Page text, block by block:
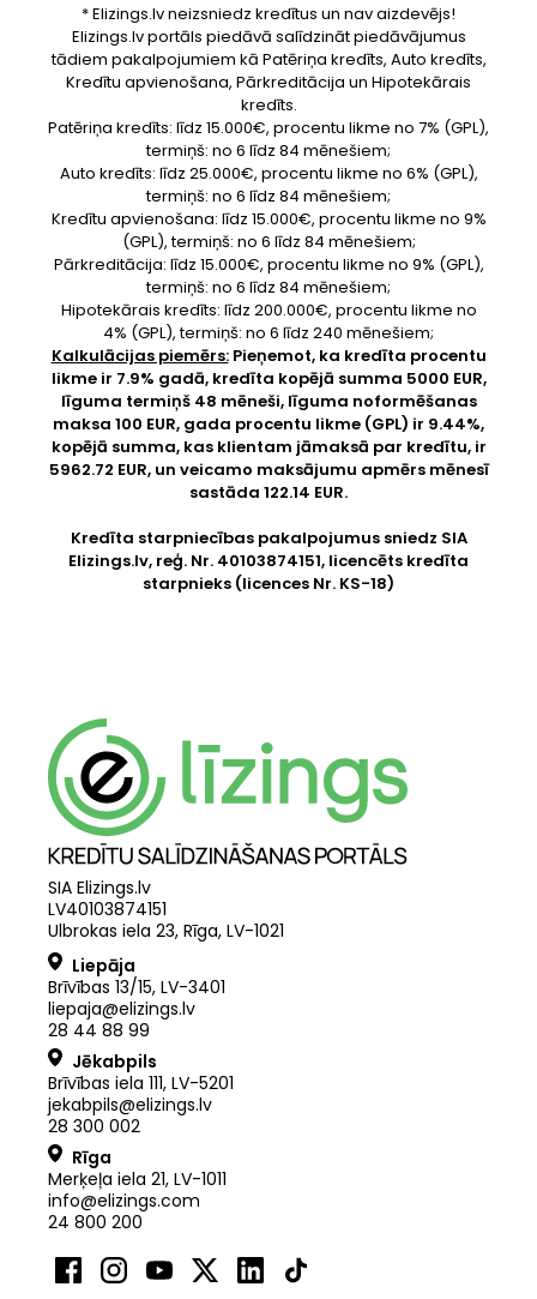
* Elizings.lv neizsniedz kredītus un nav aizdevējs!
Elizings.lv portāls piedāvā salīdzināt piedāvājumus
tādiem pakalpojumiem kā Patēriņa kredīts, Auto kredīts,
Kredītu apvienošana, Pārkreditācija un Hipotekārais
kredīts.
Patēriņa kredīts: līdz 15.000€, procentu likme no 7% (GPL),
termiņš: no 6 līdz 84 mēnešiem;
Auto kredīts: līdz 25.000€, procentu likme no 6% (GPL),
termiņš: no 6 līdz 84 mēnešiem;
Kredītu apvienošana: līdz 15.000€, procentu likme no 9%
(GPL), termiņš: no 6 līdz 84 mēnešiem;
Pārkreditācija: līdz 15.000€, procentu likme no 9% (GPL),
termiņš: no 6 līdz 84 mēnešiem;
Hipotekārais kredīts: līdz 200.000€, procentu likme no
4% (GPL), termiņš: no 6 līdz 240 mēnešiem;
Kalkulācijas piemērs:Pieņemot, ka kredīta procentu
likme ir 7.9% gadā, kredīta kopējā summa 5000 EUR,
līguma termiņš 48 mēneši, līguma noformēšanas
maksa 100 EUR, gada procentu likme (GPL) ir 9.44%,
kopējā summa, kas klientam jāmaksā par kredītu, ir
5962.72 EUR, un veicamo maksājumu apmērs mēnesī
sastāda 122.14 EUR.
Kredīta starpniecības pakalpojumus sniedz SIA
Elizings.lv, reģ. Nr. 40103874151, licencēts kredīta
starpnieks (licences Nr. KS-18)
SIA Elizings.lv
LV40103874151
Ulbrokas iela 23, Rīga, LV-1021
Liepāja
Brīvības 13/15, LV-3401
liepaja@elizings.lv
28 44 88 99
Jēkabpils
Brīvības iela 111, LV-5201
jekabpils@elizings.lv
28 300 002
Rīga
Merķeļa iela 21, LV-1011
info@elizings.com
24 800 200